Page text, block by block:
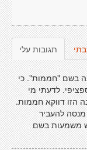
תגובות עלי
בשם "חממות". כי
לדעתי מי
הזו דווקא חממות.
להעביר
משמעות בשם